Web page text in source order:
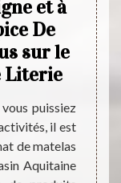
et à
De
sur le
Literie
puissiez
il est
de matelas
Aquitaine
dans
est